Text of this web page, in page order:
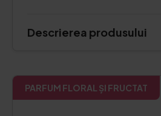
Descrierea produsului
PARFUM FLORAL ȘI FRUCTAT